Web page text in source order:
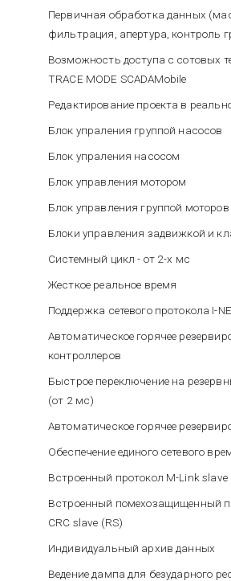
Первичная обработка данных
фильтрация, апертура, контроль
Возможность доступа с сотовых
TRACE MODE SCADAMobile
Редактирование проекта в
Блок упраления группой насосов
Блок упраления насосом
Блок управления мотором
Блок управления группой моторов
Блоки управления задвижкой и
Системный цикл - от 2-х мс
Жесткое реальное время
Автоматическое горячее
контроллеров
Быстрое переключение на
(от 2 мс)
Автоматическое горячее
Обеспечение единого сетевого
Встроенный протокол M-Link slave
Встроенный помехозащищенный
CRC slave (RS)
Индивидуальный архив данных
Ведение дампа для безударного